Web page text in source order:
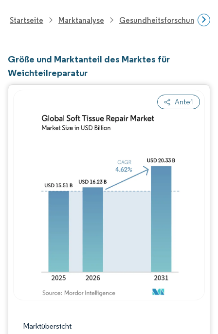
Startseite Marktanalyse Gesundheitsforschung
Größe und Marktanteil des Marktes für
Weichteilreparatur
Anteil
Marktübersicht